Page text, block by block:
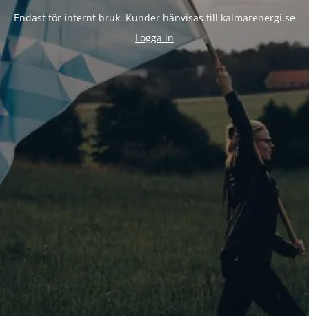
Endast för internt bruk. Kunder hänvisas till kalmarenergi.se
Logga in